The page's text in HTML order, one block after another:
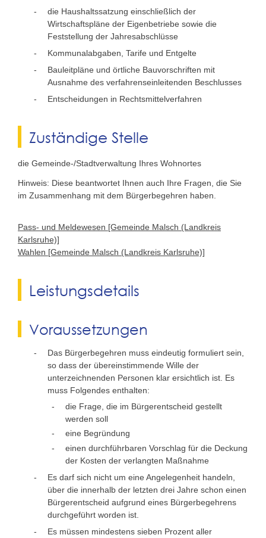
die Haushaltssatzung einschließlich der
Wirtschaftspläne der Eigenbetriebe sowie die
Feststellung der Jahresabschlüsse
Kommunalabgaben, Tarife und Entgelte
Bauleitpläne und örtliche Bauvorschriften mit
Ausnahme des verfahrenseinleitenden Beschlusses
Entscheidungen in Rechtsmittelverfahren
Zuständige Stelle
die Gemeinde-/Stadtverwaltung Ihres Wohnortes
Hinweis: Diese beantwortet Ihnen auch Ihre Fragen, die Sie
im Zusammenhang mit dem Bürgerbegehren haben.
Pass- und Meldewesen [Gemeinde Malsch (Landkreis
Karlsruhe)]
Wahlen [Gemeinde Malsch (Landkreis Karlsruhe)]
Leistungsdetails
Voraussetzungen
Das Bürgerbegehren muss eindeutig formuliert sein,
so dass der übereinstimmende Wille der
unterzeichnenden Personen klar ersichtlich ist. Es
muss Folgendes enthalten:
die Frage, die im Bürgerentscheid gestellt
werden soll
eine Begründung
einen durchführbaren Vorschlag für die Deckung
der Kosten der verlangten Maßnahme
Es darf sich nicht um eine Angelegenheit handeln,
über die innerhalb der letzten drei Jahre schon einen
Bürgerentscheid aufgrund eines Bürgerbegehrens
durchgeführt worden ist.
Es müssen mindestens sieben Prozent aller